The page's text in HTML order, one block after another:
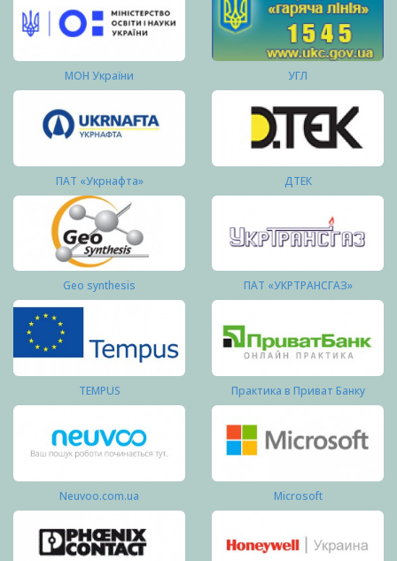
МОН України УГЛ
ПАТ «Укрнафта» ДТЕК
Geo synthesis ПАТ «УКРТРАНСГАЗ»
TEMPUS Практика в Приват Банку
Neuvoo.com.ua Microsoft